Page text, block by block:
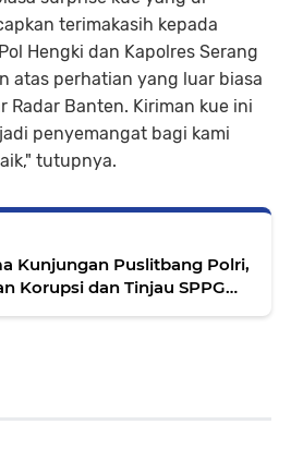
terimakasih kepada
Hengki dan Kapolres Serang
atas perhatian yang luar biasa
Radar Banten. Kiriman kue ini
penyemangat bagi kami
tutupnya.
Kunjungan Puslitbang Polri,
Korupsi dan Tinjau SPPG